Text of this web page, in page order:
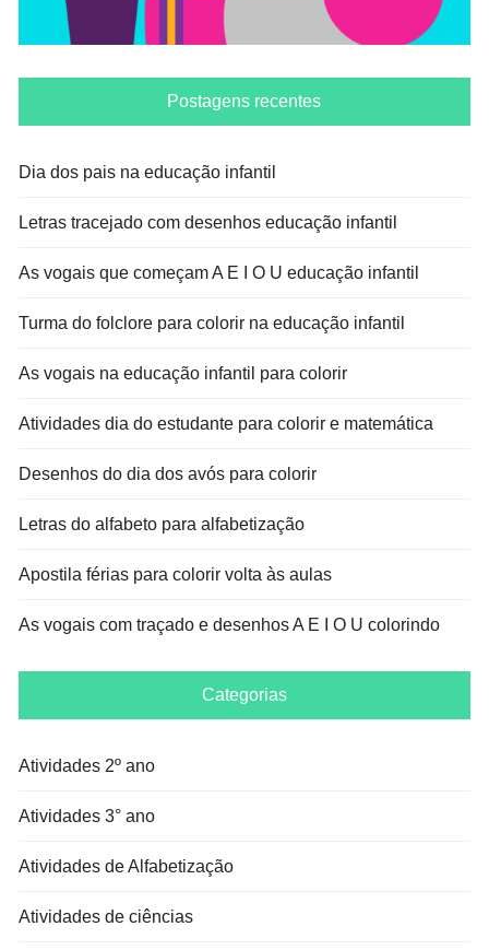
Postagens recentes
Dia dos pais na educação infantil
Letras tracejado com desenhos educação infantil
As vogais que começam A E I O U educação infantil
Turma do folclore para colorir na educação infantil
As vogais na educação infantil para colorir
Atividades dia do estudante para colorir e matemática
Desenhos do dia dos avós para colorir
Letras do alfabeto para alfabetização
Apostila férias para colorir volta às aulas
As vogais com traçado e desenhos A E I O U colorindo
Categorias
Atividades 2º ano
Atividades 3° ano
Atividades de Alfabetização
Atividades de ciências